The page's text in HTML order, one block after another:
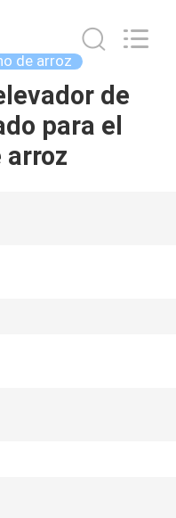
de arroz
de
para el
arroz